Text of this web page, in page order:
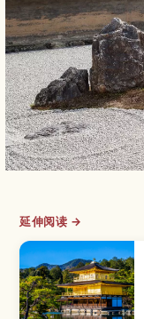
延伸阅读 →